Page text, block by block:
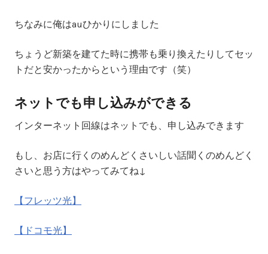
ちなみに俺はauひかりにしました
ちょうど新築を建てた時に携帯も乗り換えたりしてセッ
トだと安かったからという理由です（笑）
ネットでも申し込みができる
インターネット回線はネットでも、申し込みできます
もし、お店に行くのめんどくさいしい話聞くのめんどく
さいと思う方はやってみてね↓
【フレッツ光】
【ドコモ光】